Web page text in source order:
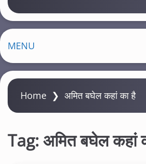
MENU
Home ❯ अमित बघेल कहां का है
Tag: अमित बघेल कहां